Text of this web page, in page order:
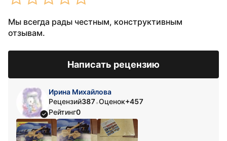
Мы всегда рады честным, конструктивным
отзывам.
Написать рецензию
Ирина Михайлова
Рецензий387•Оценок+457
Рейтинг0